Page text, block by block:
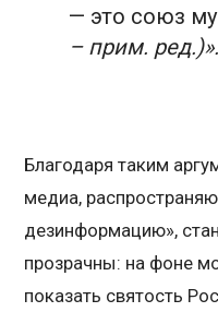
— это союз
– прим. ред.)».
Благодаря таким
медиа,
дезинформацию»,
прозрачны: на фоне
показать святость